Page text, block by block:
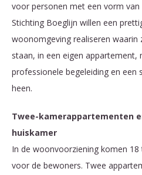
voor personen met een vorm
Stichting Boeglijn willen een
woonomgeving realiseren waarin
staan, in een eigen appartement,
professionele begeleiding en een
heen.
Twee-kamerappartementen
huiskamer
In de woonvoorziening komen
voor de bewoners. Twee